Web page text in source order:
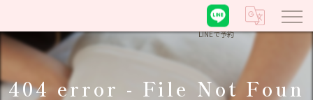
LINEで予約
404 error - File Not Foun